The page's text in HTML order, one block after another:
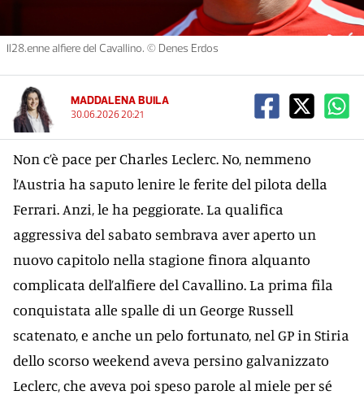
Il28.enne alfiere del Cavallino. © Denes Erdos
MADDALENA BUILA
30.06.2026 20:21
Non c’è pace per Charles Leclerc. No, nemmeno
l’Austria ha saputo lenire le ferite del pilota della
Ferrari. Anzi, le ha peggiorate. La qualifica
aggressiva del sabato sembrava aver aperto un
nuovo capitolo nella stagione finora alquanto
complicata dell’alfiere del Cavallino. La prima fila
conquistata alle spalle di un George Russell
scatenato, e anche un pelo fortunato, nel GP in Stiria
dello scorso weekend aveva persino galvanizzato
Leclerc, che aveva poi speso parole al miele per sé